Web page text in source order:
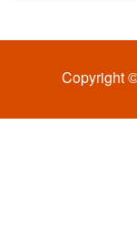
Copyright